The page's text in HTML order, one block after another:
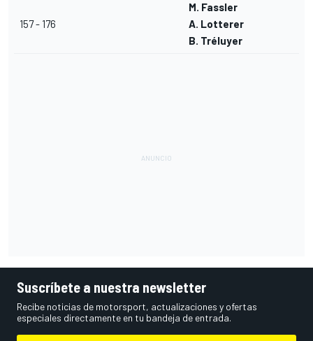
157 - 176
M. Fassler
A. Lotterer
B. Tréluyer
Suscríbete a nuestra newsletter
Recibe noticias de motorsport, actualizaciones y ofertas
especiales directamente en tu bandeja de entrada.